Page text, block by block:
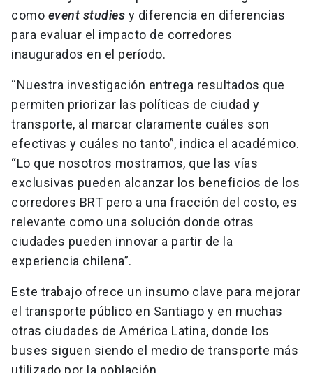
como event studies y diferencia en diferencias
para evaluar el impacto de corredores
inaugurados en el período.
“Nuestra investigación entrega resultados que
permiten priorizar las políticas de ciudad y
transporte, al marcar claramente cuáles son
efectivas y cuáles no tanto”, indica el académico.
“Lo que nosotros mostramos, que las vías
exclusivas pueden alcanzar los beneficios de los
corredores BRT pero a una fracción del costo, es
relevante como una solución donde otras
ciudades pueden innovar a partir de la
experiencia chilena”.
Este trabajo ofrece un insumo clave para mejorar
el transporte público en Santiago y en muchas
otras ciudades de América Latina, donde los
buses siguen siendo el medio de transporte más
utilizado por la población.